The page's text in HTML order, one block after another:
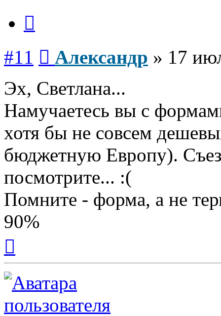
#11 Александр » 17
Эх, Светлана...
Намучаетесь вы с
хотя бы не совсем
бюджетную Европу).
посмотрите... :(
Помните - форма, а не
90%
началу